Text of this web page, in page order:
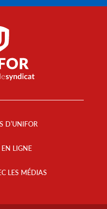
D’UNIFOR
LIGNE
LES MÉDIAS